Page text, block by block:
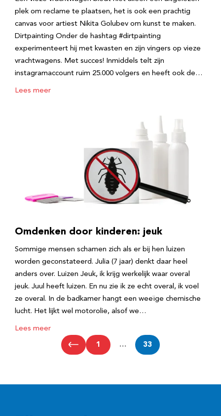
plek om reclame te plaatsen, het is ook een prachtig
canvas voor artiest Nikita Golubev om kunst te maken.
Dirtpainting Onder de hashtag #dirtpainting
experimenteert hij met kwasten en zijn vingers op vieze
vrachtwagens. Met succes! Inmiddels telt zijn
instagramaccount ruim 25.000 volgers en heeft ook de…
Lees meer
Omdenken door kinderen: jeuk
Sommige mensen schamen zich als er bij hen luizen
worden geconstateerd. Julia (7 jaar) denkt daar heel
anders over. Luizen Jeuk, ik krijg werkelijk waar overal
jeuk. Juul heeft luizen. En nu zie ik ze echt overal, ik voel
ze overal. In de badkamer hangt een weeïge chemische
lucht. Het lijkt wel motorolie, alsof we…
Lees meer
1 … 33